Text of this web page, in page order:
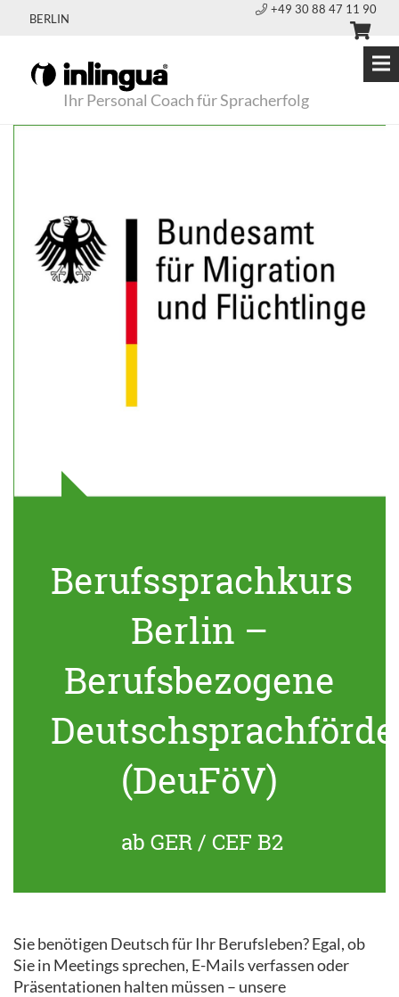
BERLIN
+49 30 88 47 11 90
Ihr Personal Coach für Spracherfolg
Berufssprachkurs
Berlin –
Berufsbezogene
(DeuFöV)
ab GER / CEF B2
Sie benötigen Deutsch für Ihr Berufsleben? Egal, ob
Sie in Meetings sprechen, E-Mails verfassen oder
Präsentationen halten müssen – unsere